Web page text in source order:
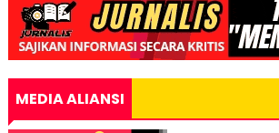
MEDIA ALIANSI